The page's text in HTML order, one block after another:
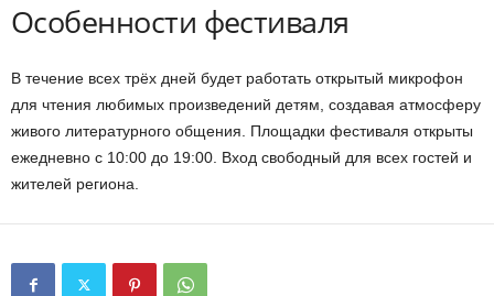
Особенности фестиваля
В течение всех трёх дней будет работать открытый микрофон
для чтения любимых произведений детям, создавая атмосферу
живого литературного общения. Площадки фестиваля открыты
ежедневно с 10:00 до 19:00. Вход свободный для всех гостей и
жителей региона.